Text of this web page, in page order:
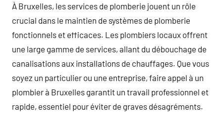
À Bruxelles, les services de plomberie jouent un rôle
crucial dans le maintien de systèmes de plomberie
fonctionnels et efficaces. Les plombiers locaux offrent
une large gamme de services, allant du débouchage de
canalisations aux installations de chauffages. Que vous
soyez un particulier ou une entreprise, faire appel à un
plombier à Bruxelles garantit un travail professionnel et
rapide, essentiel pour éviter de graves désagréments.